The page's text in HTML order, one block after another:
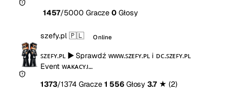
1457/5000 Gracze 0 Głosy
szefy.pl 🇵🇱 Online
ꜱᴢᴇꜰʏ.ᴘʟ ▶ Sprawdź ᴡᴡᴡ.ꜱᴢᴇꜰʏ.ᴘʟ i ᴅᴄ.ꜱᴢᴇꜰʏ.ᴘʟ
Event ᴡᴀᴋᴀᴄʏᴊ…
1373/1374 Gracze 1 556Głosy 3.7 ★ (2)